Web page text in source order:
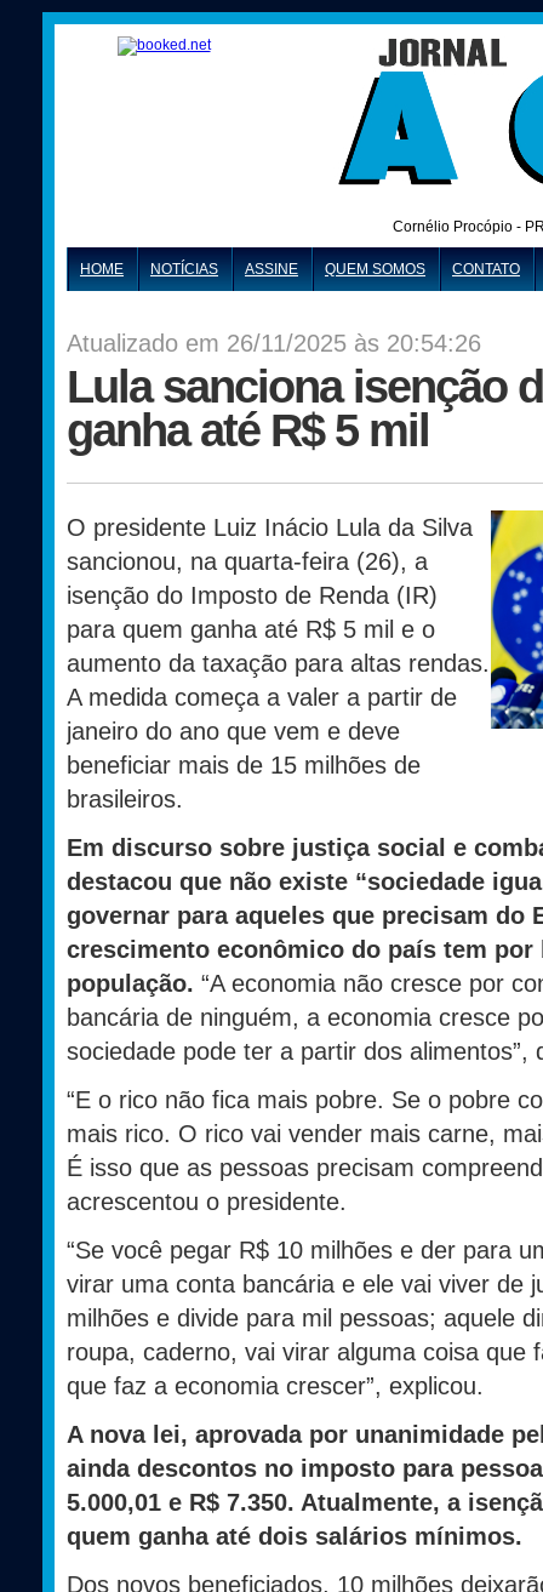
Cornélio Procópio -
HOME NOTÍCIAS ASSINE QUEM SOMOS CONTATO
Atualizado em 26/11/2025 às 20:54:26
Lula sanciona isenção
ganha até R$ 5 mil
O presidente Luiz Inácio Lula da Silva
sancionou, na quarta-feira (26), a
isenção do Imposto de Renda (IR)
para quem ganha até R$ 5 mil e o
aumento da taxação para altas rendas.
A medida começa a valer a partir de
janeiro do ano que vem e deve
beneficiar mais de 15 milhões de
brasileiros.
Em discurso sobre justiça social e
destacou que não existe “sociedade
governar para aqueles que precisam do
crescimento econômico do país tem por
população. “A economia não cresce por
bancária de ninguém, a economia cresce
sociedade pode ter a partir dos alimentos”,
“E o rico não fica mais pobre. Se o pobre
mais rico. O rico vai vender mais carne,
É isso que as pessoas precisam
acrescentou o presidente.
“Se você pegar R$ 10 milhões e der para
virar uma conta bancária e ele vai viver de
milhões e divide para mil pessoas; aquele
roupa, caderno, vai virar alguma coisa que
que faz a economia crescer”, explicou.
A nova lei, aprovada por unanimidade
ainda descontos no imposto para
5.000,01 e R$ 7.350. Atualmente, a
quem ganha até dois salários mínimos.
Dos novos beneficiados, 10 milhões